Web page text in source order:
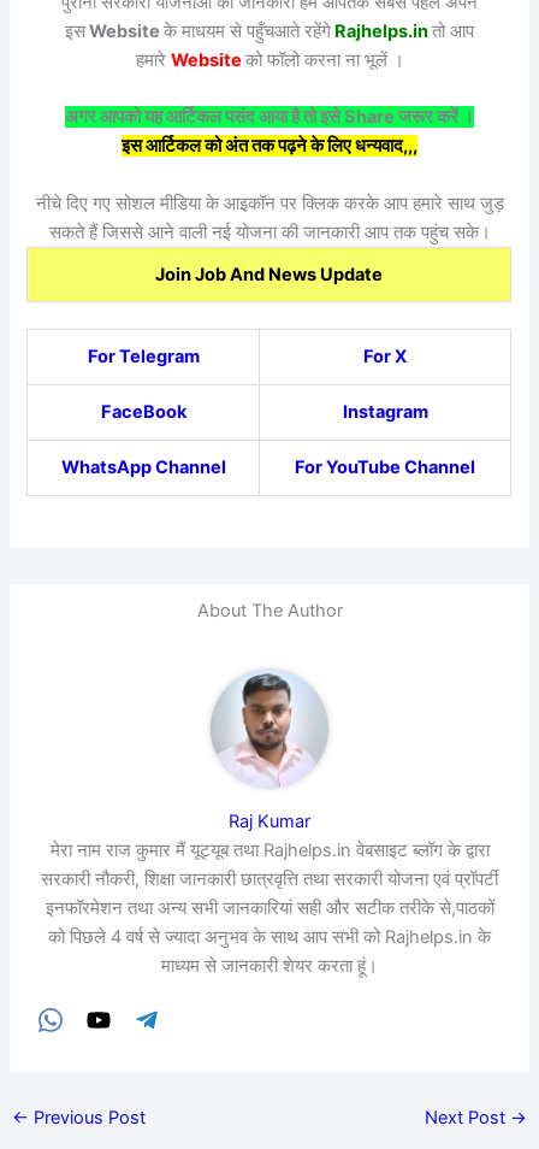
इसWebsite के माधयम से पहुँचआते रहेंगे Rajhelps.inतो आप
हमारे Website को फॉलो करना ना भूलें ।
अगर आपको यह आर्टिकल पसंद आया है तो इसे Share जरूर करें ।
इस आर्टिकल को अंत तक पढ़ने के लिए धन्यवाद,,,
नीचे दिए गए सोशल मीडिया के आइकॉन पर क्लिक करके आप हमारे साथ जुड़
सकते हैं जिससे आने वाली नई योजना की जानकारी आप तक पहुंच सके।
Join Job And News Update
For Telegram For X
FaceBook Instagram
WhatsApp Channel For YouTube Channel
About The Author
Raj Kumar
मेरा नाम राज कुमार मैं यूट्यूब तथा Rajhelps.in वेबसाइट ब्लॉग के द्वारा
सरकारी नौकरी, शिक्षा जानकारी छात्रवृत्ति तथा सरकारी योजना एवं प्रॉपर्टी
इनफॉरमेशन तथा अन्य सभी जानकारियां सही और सटीक तरीके से,पाठकों
को पिछले 4 वर्ष से ज्यादा अनुभव के साथ आप सभी को Rajhelps.in के
माध्यम से जानकारी शेयर करता हूं।
← Previous Post Next Post →